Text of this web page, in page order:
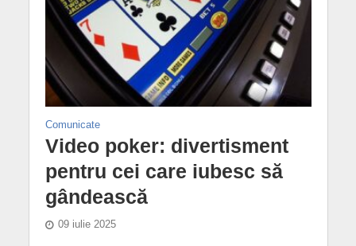
Comunicate
Video poker: divertisment
pentru cei care iubesc să
gândească
09 iulie 2025